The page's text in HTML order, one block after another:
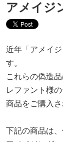
アメイジ
近年「アメイ
す。
これらの偽造
レファント様
商品をご購入
下記の商品は